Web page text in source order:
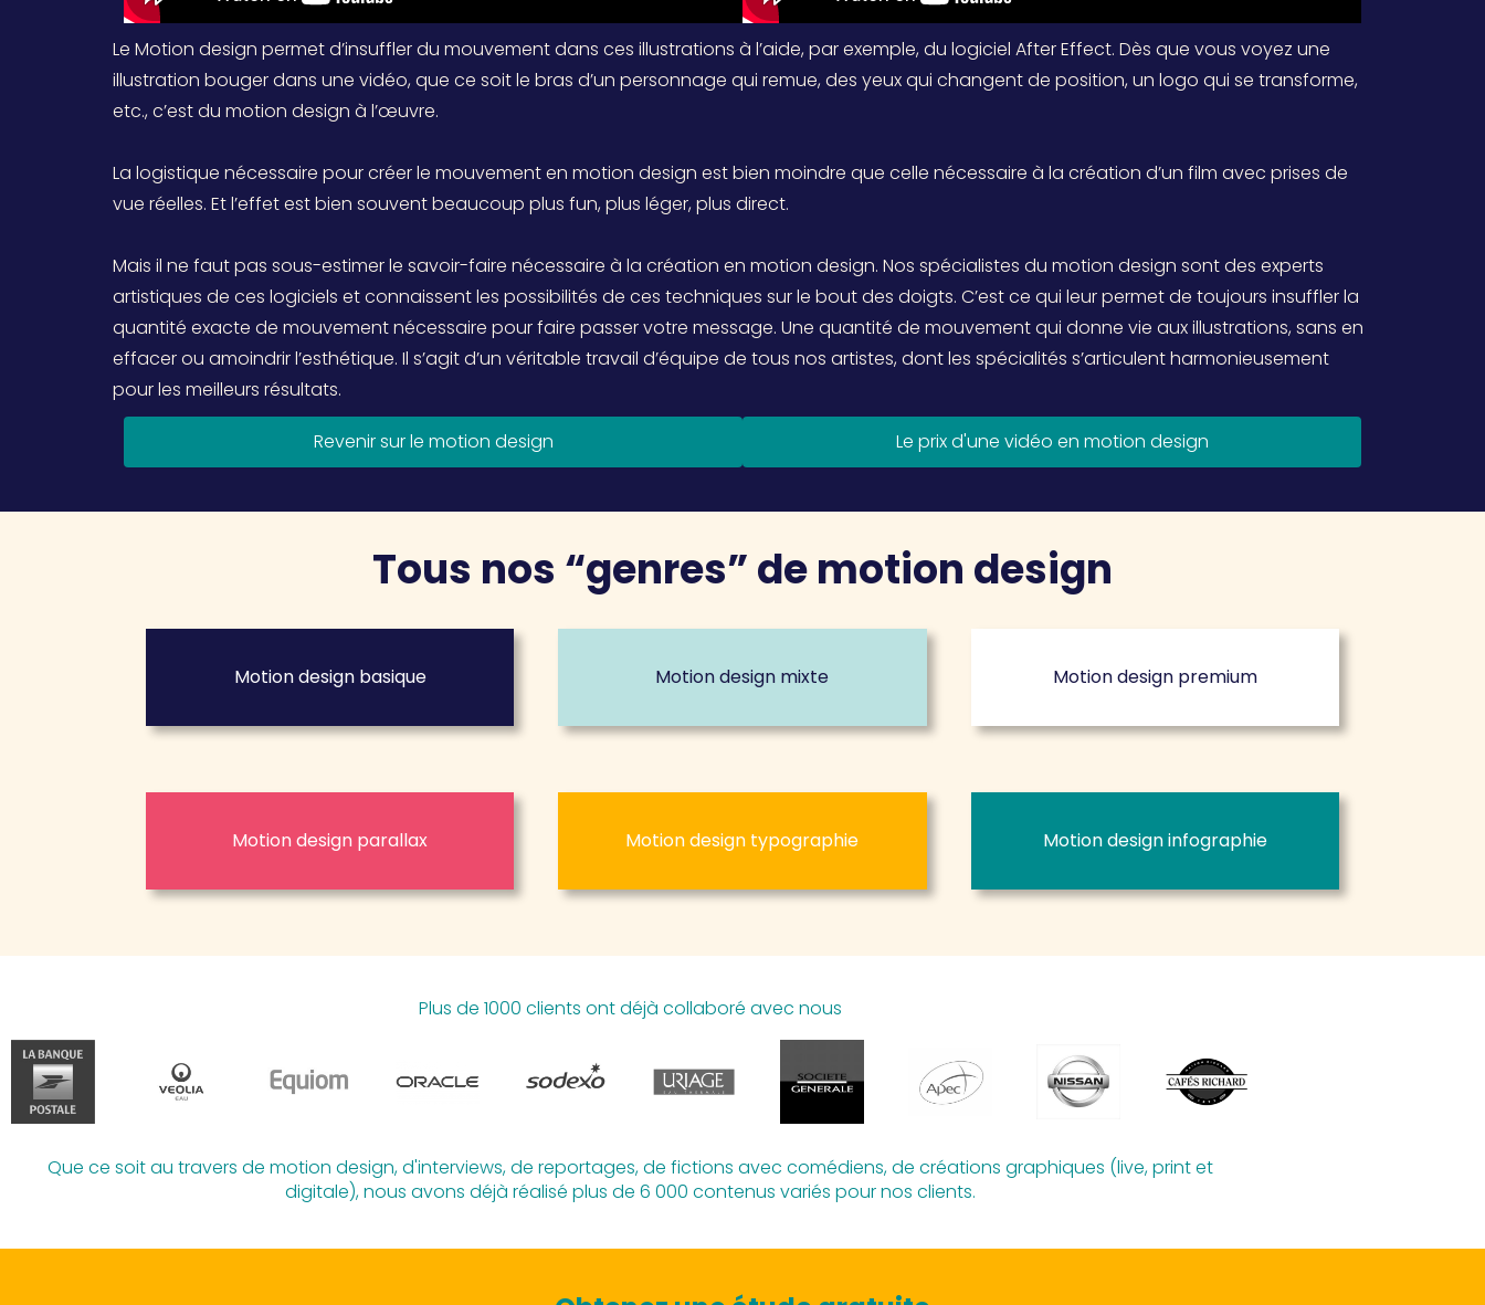
Le Motion design permet d’insuffler du mouvement dans ces illustrations à l’aide, par exemple, du logiciel After Effect. Dès que vous voyez une
illustration bouger dans une vidéo, que ce soit le bras d’un personnage qui remue, des yeux qui changent de position, un logo qui se transforme,
etc., c’est du motion design à l’œuvre.
La logistique nécessaire pour créer le mouvement en motion design est bien moindre que celle nécessaire à la création d’un film avec prises de
vue réelles. Et l’effet est bien souvent beaucoup plus fun, plus léger, plus direct.
Mais il ne faut pas sous-estimer le savoir-faire nécessaire à la création en motion design. Nos spécialistes du motion design sont des experts
artistiques de ces logiciels et connaissent les possibilités de ces techniques sur le bout des doigts. C’est ce qui leur permet de toujours insuffler la
quantité exacte de mouvement nécessaire pour faire passer votre message. Une quantité de mouvement qui donne vie aux illustrations, sans en
effacer ou amoindrir l’esthétique. Il s’agit d’un véritable travail d’équipe de tous nos artistes, dont les spécialités s’articulent harmonieusement
pour les meilleurs résultats.
Revenir sur le motion design Le prix d'une vidéo en motion design
Tous nos “genres” de motion design
Motion design basique Motion design mixte Motion design premium
Motion design parallax Motion design typographie Motion design infographie
Plus de 1000 clients ont déjà collaboré avec nous
Que ce soit au travers de motion design, d'interviews, de reportages, de fictions avec comédiens, de créations graphiques (live, print et
digitale), nous avons déjà réalisé plus de 6 000 contenus variés pour nos clients.